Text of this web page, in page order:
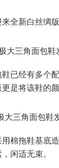
全新白丝绸
已经有多个
是将该鞋的
棉拖鞋基底
闲适无束。